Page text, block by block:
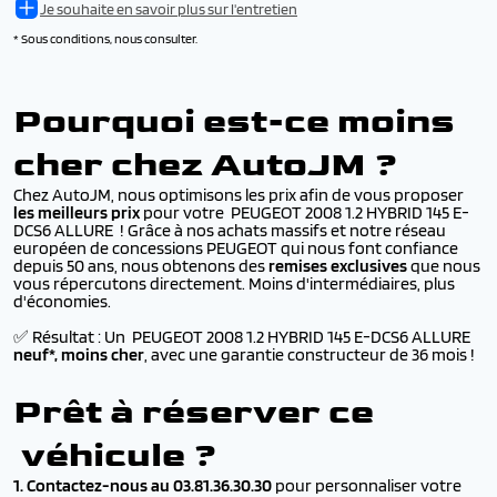
Je souhaite en savoir plus sur l'entretien
* Sous conditions, nous consulter.
Pourquoi est-ce moins
cher chez AutoJM ?
Chez AutoJM, nous optimisons les prix afin de vous proposer
les meilleurs prix pour votre PEUGEOT 2008 1.2 HYBRID 145 E-
DCS6 ALLURE ! Grâce à nos achats massifs et notre réseau
européen de concessions PEUGEOT qui nous font confiance
depuis 50 ans, nous obtenons desremises exclusivesque nous
vous répercutons directement. Moins d'intermédiaires, plus
d'économies.
✅ Résultat : Un PEUGEOT 2008 1.2 HYBRID 145 E-DCS6 ALLURE
neuf*, moins cher, avec une garantie constructeur de 36 mois !
Prêt à réserver ce
véhicule ?
1. Contactez-nous au 03.81.36.30.30 pour personnaliser votre